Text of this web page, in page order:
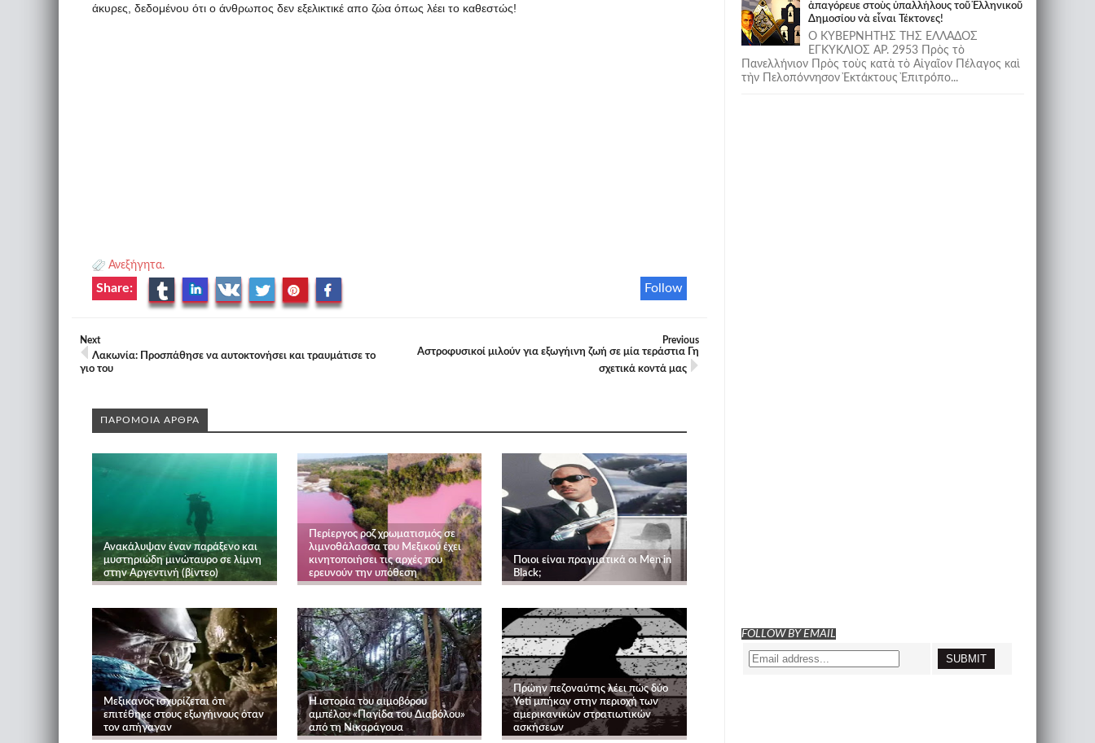
άκυρες, δεδομένου ότι ο άνθρωπος δεν εξελικτικέ απο ζώα όπως λέει το καθεστώς!
Ανεξήγητα.
Follow
Share:
Next
Λακωνία: Προσπάθησε να αυτοκτονήσει και τραυμάτισε το
γιο του
Previous
Αστροφυσικοί μιλούν για εξωγήινη ζωή σε μία τεράστια Γη
σχετικά κοντά μας
ΠΑΡΟΜΟΙΑ ΑΡΘΡΑ
Ανακάλυψαν έναν παράξενο και
μυστηριώδη μινώταυρο σε λίμνη
στην Αργεντινή (βίντεο)
Περίεργος ροζ χρωματισμός σε
λιμνοθάλασσα του Μεξικού έχει
κινητοποιήσει τις αρχές που
ερευνούν την υπόθεση
Ποιοι είναι πραγματικά οι Men in
Black;
Μεξικανός ισχυρίζεται ότι
επιτέθηκε στους εξωγήινους όταν
τον απήγαγαν
Η ιστορία του αιμοβόρου
αμπέλου «Παγίδα του Διαβόλου»
από τη Νικαράγουα
Πρώην πεζοναύτης λέει πώς δύο
Yeti μπήκαν στην περιοχή των
αμερικανικών στρατιωτικών
ασκήσεων
ἀπαγόρευε στοὺς ὑπαλλήλους τοῦ Ἑλληνικοῦ
Δημοσίου νὰ εἶναι Τέκτονες!
Ο ΚΥΒΕΡΝΗΤΗΣ ΤΗΣ ΕΛΛΑΔΟΣ
ΕΓΚΥΚΛΙΟΣ ΑΡ. 2953 Πρὸς τὸ
Πανελλήνιον Πρὸς τοὺς κατὰ τὸ Αἰγαῖον Πέλαγος καὶ
τὴν Πελοπόννησον Ἐκτάκτους Ἐπιτρόπο...
FOLLOW BY EMAIL